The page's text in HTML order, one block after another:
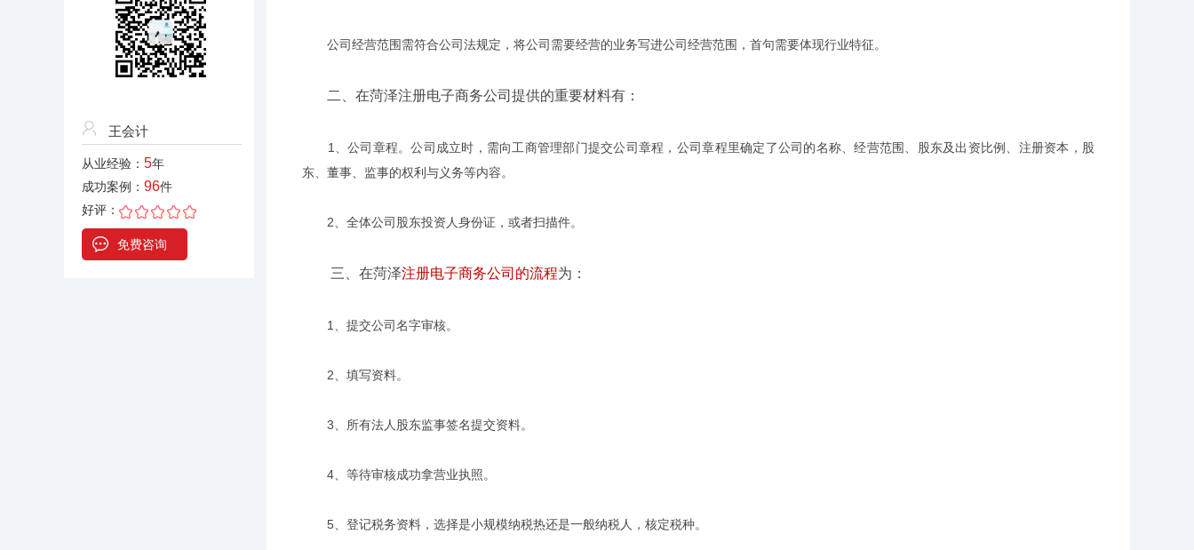
王会计
从业经验： 5年
成功案例： 96件
好评：
免费咨询
公司经营范围需符合公司法规定，将公司需要经营的业务写进公司经营范围，首句需要体现行业特征。
二、在菏泽注册电子商务公司提供的重要材料有：
1、公司章程。公司成立时，需向工商管理部门提交公司章程，公司章程里确定了公司的名称、经营范围、股东及出资比例、注册资本，股
东、董事、监事的权利与义务等内容。
2、全体公司股东投资人身份证，或者扫描件。
三、在菏泽注册电子商务公司的流程为：
1、提交公司名字审核。
2、填写资料。
3、所有法人股东监事签名提交资料。
4、等待审核成功拿营业执照。
5、登记税务资料，选择是小规模纳税热还是一般纳税人，核定税种。